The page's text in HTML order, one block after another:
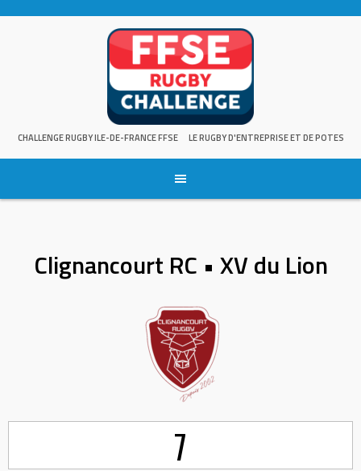
CHALLENGE RUGBY ILE-DE-FRANCE FFSE LE RUGBY D'ENTREPRISE ET DE POTES
Clignancourt RC • XV du Lion
7